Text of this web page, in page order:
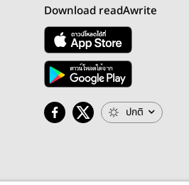
Download readAwrite
ปกติ